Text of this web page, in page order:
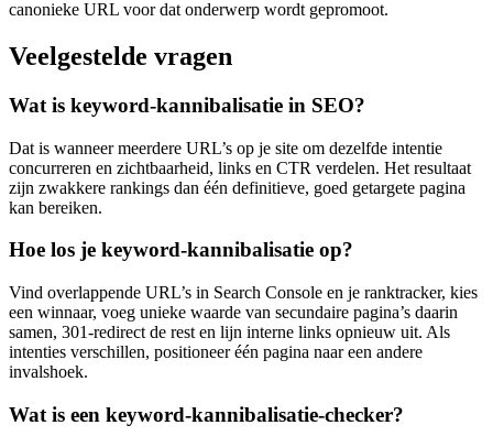
canonieke URL voor dat onderwerp wordt gepromoot.
Veelgestelde vragen
Wat is keyword-kannibalisatie in SEO?
Dat is wanneer meerdere URL’s op je site om dezelfde intentie
concurreren en zichtbaarheid, links en CTR verdelen. Het resultaat
zijn zwakkere rankings dan één definitieve, goed getargete pagina
kan bereiken.
Hoe los je keyword-kannibalisatie op?
Vind overlappende URL’s in Search Console en je ranktracker, kies
een winnaar, voeg unieke waarde van secundaire pagina’s daarin
samen, 301-redirect de rest en lijn interne links opnieuw uit. Als
intenties verschillen, positioneer één pagina naar een andere
invalshoek.
Wat is een keyword-kannibalisatie-checker?